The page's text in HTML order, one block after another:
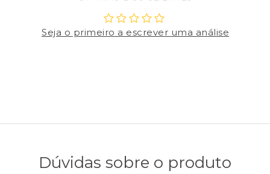
Seja o primeiro a escrever uma análise
Dúvidas sobre o produto